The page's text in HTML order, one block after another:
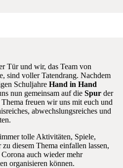
Tür und wir, das Team von
sind voller Tatendrang. Nachdem
Schuljahre Hand in Hand
nun gemeinsam auf die Spur der
freuen wir uns mit euch und
abwechslungsreiches und
tolle Aktivitäten, Spiele,
diesem Thema einfallen lassen,
auch wieder mehr
organisieren können.